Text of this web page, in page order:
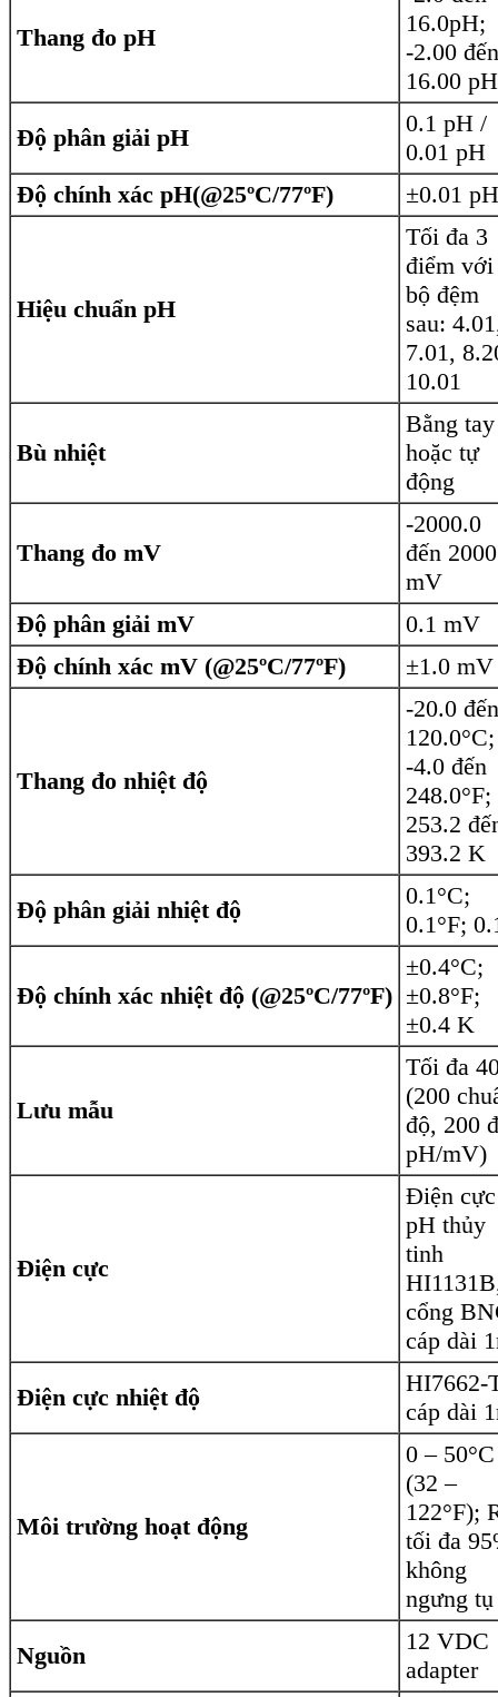
Thang đo pH
16.0pH;
-2.00 đến
16.00 pH
Độ phân giải pH
0.1 pH /
0.01 pH
Độ chính xác pH(@25ºC/77ºF)
±0.01 pH
Hiệu chuẩn pH
Tối đa 3
điểm với
bộ đệm
sau:
7.01,
10.01
Bù nhiệt
Bằng tay
hoặc tự
động
Thang đo mV
-2000.0
đến
mV
Độ phân giải mV
0.1 mV
Độ chính xác mV (@25ºC/77ºF)
±1.0 mV
Thang đo nhiệt độ
-20.0 đến
120.0°C;
-4.0 đến
248.0°F;
253.2
393.2 K
Độ phân giải nhiệt độ
0.1°C;
0.1°F;
Độ chính xác nhiệt độ (@25ºC/77ºF)
±0.4°C;
±0.8°F;
±0.4 K
Lưu mẫu
Tối đa
(200
độ, 200
pH/mV)
Điện cực
Điện cực
pH thủy
tinh
cổng
cáp dài
Điện cực nhiệt độ
HI7662-
cáp dài
Môi trường hoạt động
0 – 50°C
(32 –
122°F);
tối đa
không
ngưng tụ
Nguồn
12 VDC
adapter